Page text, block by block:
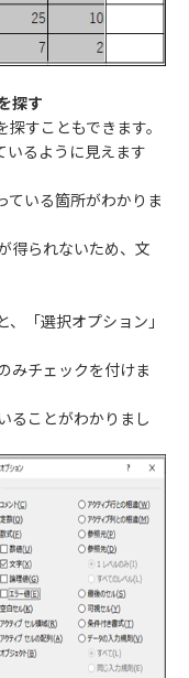
探す
すこともできます。
いるように見えます
ている箇所がわかりま
得られないため、文
、「選択オプション」
みチェックを付けま
ることがわかりまし